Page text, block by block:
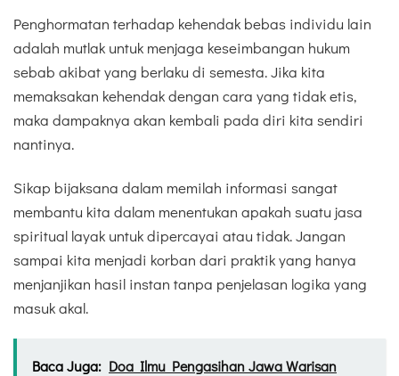
Penghormatan terhadap kehendak bebas individu lain
adalah mutlak untuk menjaga keseimbangan hukum
sebab akibat yang berlaku di semesta. Jika kita
memaksakan kehendak dengan cara yang tidak etis,
maka dampaknya akan kembali pada diri kita sendiri
nantinya.
Sikap bijaksana dalam memilah informasi sangat
membantu kita dalam menentukan apakah suatu jasa
spiritual layak untuk dipercayai atau tidak. Jangan
sampai kita menjadi korban dari praktik yang hanya
menjanjikan hasil instan tanpa penjelasan logika yang
masuk akal.
Baca Juga: Doa Ilmu Pengasihan Jawa Warisan